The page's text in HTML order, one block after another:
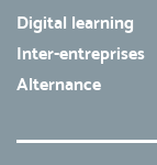
Digital learning
Inter-entreprises
Alternance